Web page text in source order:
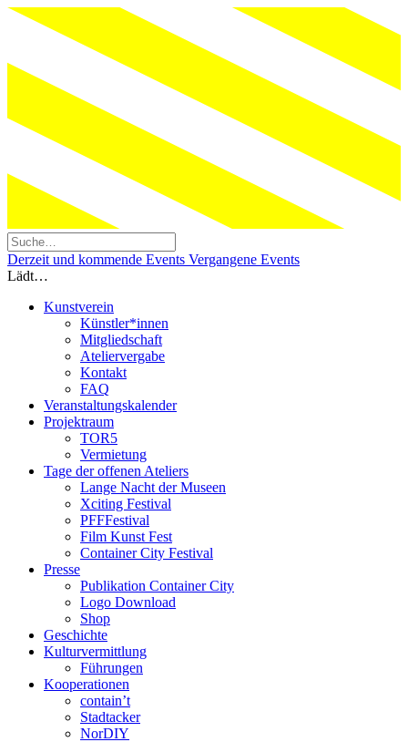
Derzeit und kommende Events Vergangene Events
Lädt…
Kunstverein
Künstler*innen
Mitgliedschaft
Ateliervergabe
Kontakt
FAQ
Veranstaltungskalender
Projektraum
TOR5
Vermietung
Tage der offenen Ateliers
Lange Nacht der Museen
Xciting Festival
PFFFestival
Film Kunst Fest
Container City Festival
Presse
Publikation Container City
Logo Download
Shop
Geschichte
Kulturvermittlung
Führungen
Kooperationen
contain’t
Stadtacker
NorDIY